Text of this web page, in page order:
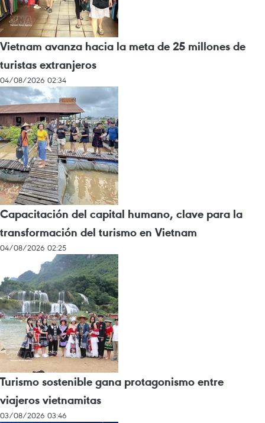
Vietnam avanza hacia la meta de 25 millones de
turistas extranjeros
04/08/2026 02:34
Capacitación del capital humano, clave para la
transformación del turismo en Vietnam
04/08/2026 02:25
Turismo sostenible gana protagonismo entre
viajeros vietnamitas
03/08/2026 03:46